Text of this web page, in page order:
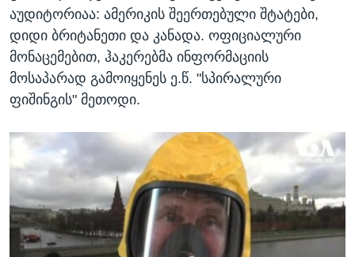
აუდიტორიაა: ამერიკის შეერთებული შტატები,
დიდი ბრიტანეთი და კანადა. ოფიციალური
მონაცემებით, ჰაკერებმა ინფორმაციის
მოსაპარად გამოიყენეს ე.წ. "სპირალური
ფიშინგის" მეთოდი.